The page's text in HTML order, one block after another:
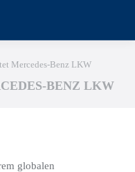
Mercedes-Benz LKW
BENZ LKW
globalen